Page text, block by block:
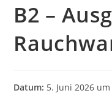
B2 –
Datum: 5. Juni 2026